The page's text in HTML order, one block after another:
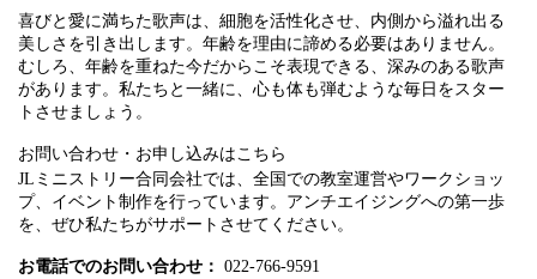
喜びと愛に満ちた歌声は、細胞を活性化させ、内側から溢れ出る
美しさを引き出します。年齢を理由に諦める必要はありません。
むしろ、年齢を重ねた今だからこそ表現できる、深みのある歌声
があります。私たちと一緒に、心も体も弾むような毎日をスター
トさせましょう。
お問い合わせ・お申し込みはこちら
JLミニストリー合同会社では、全国での教室運営やワークショッ
プ、イベント制作を行っています。アンチエイジングへの第一歩
を、ぜひ私たちがサポートさせてください。
お電話でのお問い合わせ： 022-766-9591